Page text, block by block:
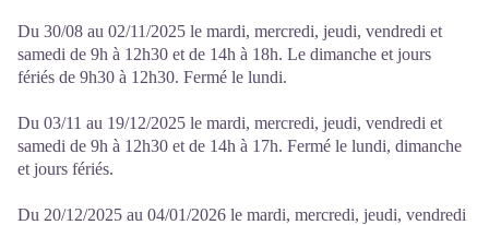
Du 30/08 au 02/11/2025 le mardi, mercredi, jeudi, vendredi et
samedi de 9h à 12h30 et de 14h à 18h. Le dimanche et jours
fériés de 9h30 à 12h30. Fermé le lundi.
Du 03/11 au 19/12/2025 le mardi, mercredi, jeudi, vendredi et
samedi de 9h à 12h30 et de 14h à 17h. Fermé le lundi, dimanche
et jours fériés.
Du 20/12/2025 au 04/01/2026 le mardi, mercredi, jeudi, vendredi